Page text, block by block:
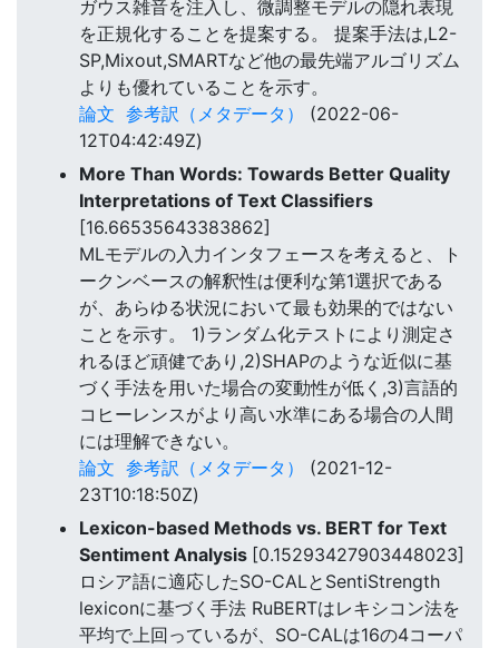
ガウス雑音を注入し、微調整モデルの隠れ表現
を正規化することを提案する。 提案手法は,L2-
SP,Mixout,SMARTなど他の最先端アルゴリズム
よりも優れていることを示す。
論文 参考訳（メタデータ）
(2022-06-
12T04:42:49Z)
More Than Words: Towards Better Quality
Interpretations of Text Classifiers
[16.66535643383862]
MLモデルの入力インタフェースを考えると、ト
ークンベースの解釈性は便利な第1選択である
が、あらゆる状況において最も効果的ではない
ことを示す。 1)ランダム化テストにより測定さ
れるほど頑健であり,2)SHAPのような近似に基
づく手法を用いた場合の変動性が低く,3)言語的
コヒーレンスがより高い水準にある場合の人間
には理解できない。
論文 参考訳（メタデータ）
(2021-12-
23T10:18:50Z)
Lexicon-based Methods vs. BERT for Text
Sentiment Analysis [0.15293427903448023]
ロシア語に適応したSO-CALとSentiStrength
lexiconに基づく手法 RuBERTはレキシコン法を
平均で上回っているが、SO-CALは16の4コーパ